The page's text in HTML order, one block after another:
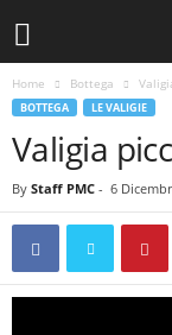
Home Bottega
BOTTEGA LE VALIGIE
Valigia
By Staff PMC - 6